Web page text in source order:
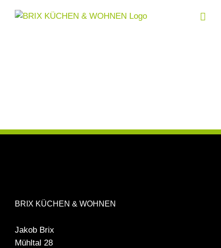
BRIX KÜCHEN & WOHNEN
Jakob Brix
Mühltal 28